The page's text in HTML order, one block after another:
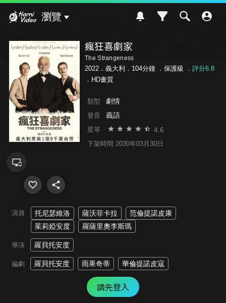
瀏覽
瘋狂喜劇家
The Strangeness
2022．義大利．104分鐘 ． 保護級 ． 評分6.8
．HD畫質
類型 劇情
發音 義語
星等 4.6
下架時間 2030年03月30日
演員 托尼瑟維洛 薩沃菲卡拉
范倫提諾皮康
茱莉婭安度
羅薩里奧李斯瑪
導演 羅貝托安度
編劇 羅貝托安度 雨果奇蒂 華倫提諾皮寇
請先登入